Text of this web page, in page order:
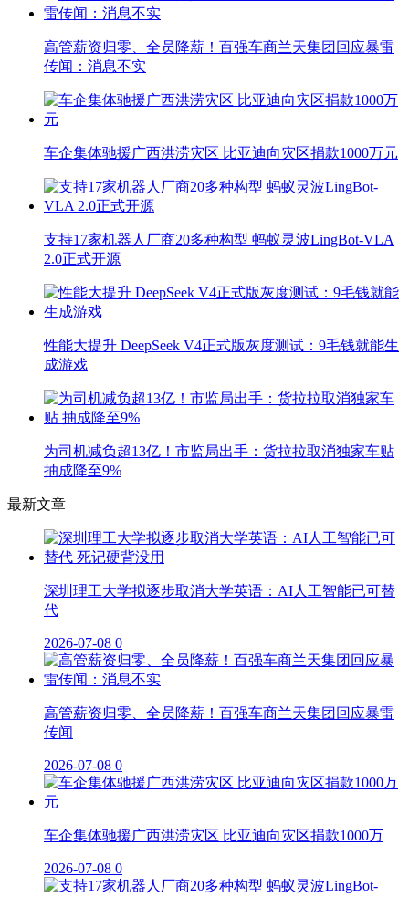
高管薪资归零、全员降薪！百强车商兰天集团回应暴雷
传闻：消息不实
车企集体驰援广西洪涝灾区 比亚迪向灾区捐款1000万元
支持17家机器人厂商20多种构型 蚂蚁灵波LingBot-VLA
2.0正式开源
性能大提升 DeepSeek V4正式版灰度测试：9毛钱就能生
成游戏
为司机减负超13亿！市监局出手：货拉拉取消独家车贴
抽成降至9%
最新文章
深圳理工大学拟逐步取消大学英语：AI人工智能已可替
代
2026-07-08 0
高管薪资归零、全员降薪！百强车商兰天集团回应暴雷
传闻
2026-07-08 0
车企集体驰援广西洪涝灾区 比亚迪向灾区捐款1000万
2026-07-08 0